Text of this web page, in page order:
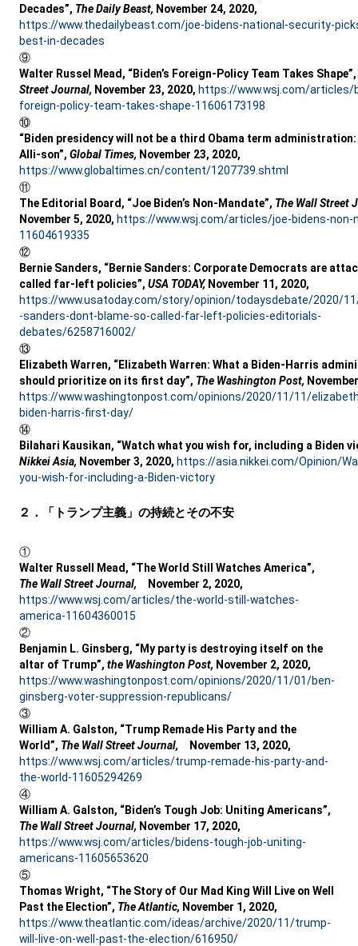
Decades”, The Daily Beast, November 24, 2020,
https://www.thedailybeast.com/joe-bidens-national-security-
best-in-decades
⑨
Walter Russel Mead, “Biden’s Foreign-Policy Team Takes
Street Journal, November 23, 2020, https://www.wsj.com/articles/
foreign-policy-team-takes-shape-11606173198
⑩
“Biden presidency will not be a third Obama term administration:
Alli-son”,Global Times, November 23, 2020,
https://www.globaltimes.cn/content/1207739.shtml
⑪
The Editorial Board, “Joe Biden’s Non-Mandate”, The Wall Street
November 5, 2020, https://www.wsj.com/articles/joe-bidens-non-
11604619335
⑫
Bernie Sanders, “Bernie Sanders: Corporate Democrats are
called far-left policies”,USA TODAY,November 11, 2020,
https://www.usatoday.com/story/opinion/todaysdebate/2020/
-sanders-dont-blame-so-called-far-left-policies-editorials-
debates/6258716002/
⑬
Elizabeth Warren, “Elizabeth Warren: What a Biden-Harris
should prioritize on its first day”, The Washington Post,
https://www.washingtonpost.com/opinions/2020/11/11/
biden-harris-first-day/
⑭
Bilahari Kausikan, “Watch what you wish for, including a Biden
Nikkei Asia, November 3, 2020, https://asia.nikkei.com/Opinion/
you-wish-for-including-a-Biden-victory
２．「トランプ主義」の持続とその不安
①
Walter Russell Mead, “The World Still Watches America”,
The Wall Street Journal, November 2, 2020,
https://www.wsj.com/articles/the-world-still-watches-
america-11604360015
②
Benjamin L. Ginsberg, “My party is destroying itself on the
altar of Trump”,the Washington Post, November 2, 2020,
https://www.washingtonpost.com/opinions/2020/11/01/ben-
ginsberg-voter-suppression-republicans/
③
William A. Galston, “Trump Remade His Party and the
World”, The Wall Street Journal, November 13, 2020,
https://www.wsj.com/articles/trump-remade-his-party-and-
the-world-11605294269
④
William A. Galston, “Biden’s Tough Job: Uniting Americans”,
The Wall Street Journal, November 17, 2020,
https://www.wsj.com/articles/bidens-tough-job-uniting-
americans-11605653620
⑤
Thomas Wright, “The Story of Our Mad King Will Live on Well
Past the Election”, The Atlantic, November 1, 2020,
https://www.theatlantic.com/ideas/archive/2020/11/trump-
will-live-on-well-past-the-election/616950/